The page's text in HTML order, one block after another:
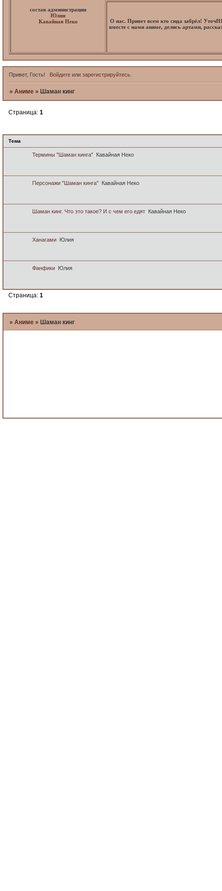
состав администрации
Юлия
Кавайная Неко
О нас. Привет всем кто сюда забрёл!
вместе с нами аниме, делись артами,
Привет, Гость! Войдитеили зарегистрируйтесь.
»Аниме »Шаман кинг
Страница:1
Тема
Термины "Шаман кинга" Кавайная Неко
Персонажи "Шаман кинга" Кавайная Неко
Шаман кинг. Что это такое? И с чем его едят Кавайная Неко
Ханагами Юлия
Фанфики Юлия
Страница:1
»Аниме » Шаман кинг